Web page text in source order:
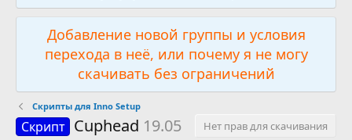
Добавление новой группы и условия
перехода в неё, или почему я не могу
скачивать без ограничений
Скрипты для Inno Setup
Скрипт Cuphead 19.05
Нет прав для скачивания